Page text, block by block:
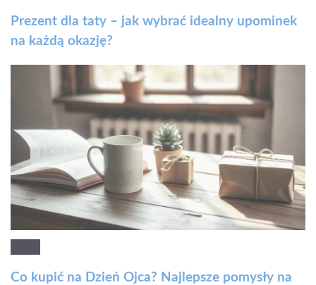
Prezent dla taty – jak wybrać idealny upominek
na każdą okazję?
Co kupić na Dzień Ojca? Najlepsze pomysły na